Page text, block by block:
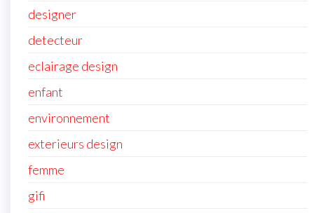
designer
detecteur
eclairage design
enfant
environnement
exterieurs design
femme
gifi